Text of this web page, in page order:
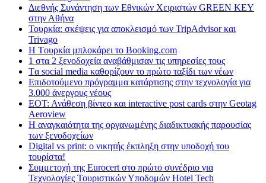
Διεθνής Συνάντηση των Εθνικών Χειριστών GREEN KEY
στην Αθήνα
Τουρκία: σκέψεις για αποκλεισμό των TripAdvisor και
Trivago
H Tουρκία μπλοκάρει το Booking.com
1 στα 2 ξενοδοχεία αναβάθμισαν τις υπηρεσίες τους
Tα social media καθορίζουν το πρώτο ταξίδι των νέων
Επιδοτούμενο πρόγραμμα κατάρτισης στην τεχνολογία για
3.000 άνεργους νέους
ΕΟΤ: Ανάθεση βίντεο και interactive post cards στην Geotag
Aeroview
Η αναγκαιότητα της οργανωμένης διαδικτυακής παρουσίας
των ξενοδοχείων
Digital vs print: ο νικητής έκπληξη στην υποδοχή του
τουρίστα!
Συμμετοχή της Eurocert στο πρώτο συνέδριο για
Τεχνολογίες Τουριστικών Υποδομών Hotel Tech